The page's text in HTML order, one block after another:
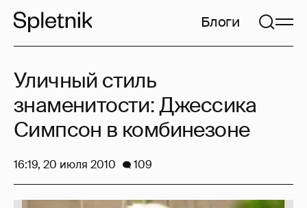
Блоги
Уличный стиль
знаменитости: Джессика
Симпсон в комбинезоне
16:19, 20 июля 2010 109